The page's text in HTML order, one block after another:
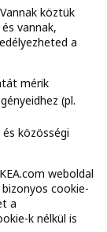
köztük
vannak,
a
mérik
(pl.
közösségi
weboldal
cookie-
a
k nélkül is